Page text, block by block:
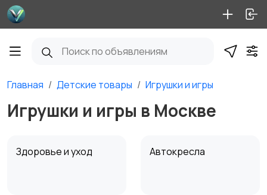
Главная Детские товары Игрушки и игры
Игрушки и игры в Москве
Здоровье и уход Автокресла